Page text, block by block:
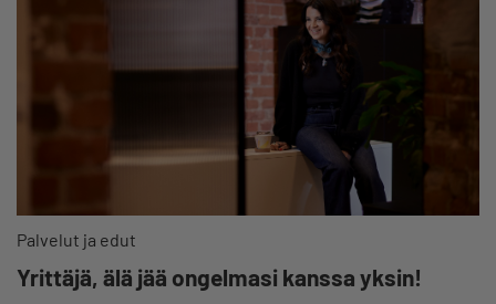
Palvelut ja edut
Yrittäjä, älä jää ongelmasi kanssa yksin!